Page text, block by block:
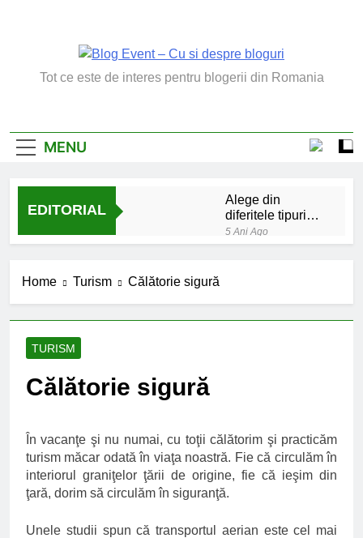
Blog Event – Cu Si
Tot ce este de interes pentru blogerii din Romania
MENU
EDITORIAL
Alege din
diferitele tipuri
de bratara de
argint
5 Ani Ago
5 Ani Ago
campanie ale lui
Donald Trump
beneficiile contactului
cu Pamantul
6 Ani Ago
Este posibil sa ne
iertam?
Home Turism Călătorie sigură
TURISM
Călătorie sigură
În vacanţe şi nu numai, cu toţii călătorim şi practicăm
turism măcar odată în viaţa noastră. Fie că circulăm în
interiorul graniţelor ţării de origine, fie că ieşim din
ţară, dorim să circulăm în siguranţă.
Unele studii spun că transportul aerian este cel mai